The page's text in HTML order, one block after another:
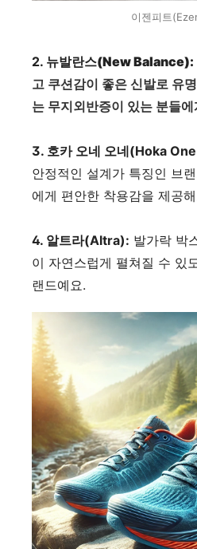
이젠피트
2. 뉴발란스(New Balance):
고 쿠션감이 좋은 신발로 유
는 무지외반증이 있는 분들
3. 호카 오네 오네(Hoka
안정적인 설계가 특징인 브
에게 편안한 착용감을 제공
4. 알트라(Altra): 발가락 박
이 자연스럽게 펼쳐질 수 있
랜드예요.